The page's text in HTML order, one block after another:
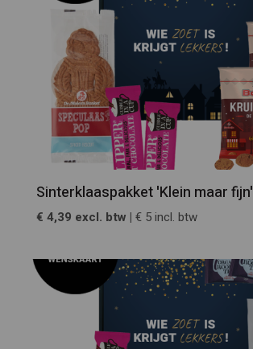
Sinterklaaspakket 'Klein maar fijn'
€ 4,39 excl. btw | € 5 incl. btw